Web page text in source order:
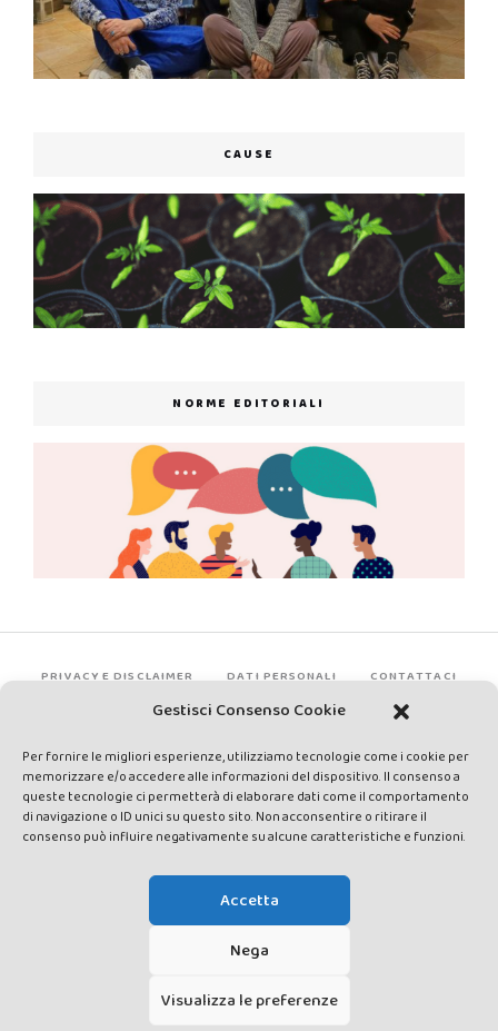
Gestisci Consenso Cookie
Per fornire le migliori esperienze, utilizziamo tecnologie come i cookie per
memorizzare e/o accedere alle informazioni del dispositivo. Il consenso a
queste tecnologie ci permetterà di elaborare dati come il comportamento
di navigazione o ID unici su questo sito. Non acconsentire o ritirare il
consenso può influire negativamente su alcune caratteristiche e funzioni.
Accetta
Nega
Visualizza le preferenze
CAUSE
NORME EDITORIALI
PRIVACY E DISCLAIMER DATI PERSONALI CONTATTACI
rights reserved - Testata registrata presso il Tribunale di Siena con
autorizzazione n°1 del 12/04/2014 - Direttrice Responsabile: Chiara
Cacace - E-mail: direzione@lavaldichiana.it - Editore: Valdichiana
Media Srl – P.IVA e C.F. 01377300528 –
10, Torrita di Siena (SI) - Iscrizione al Registro degli Operatori di